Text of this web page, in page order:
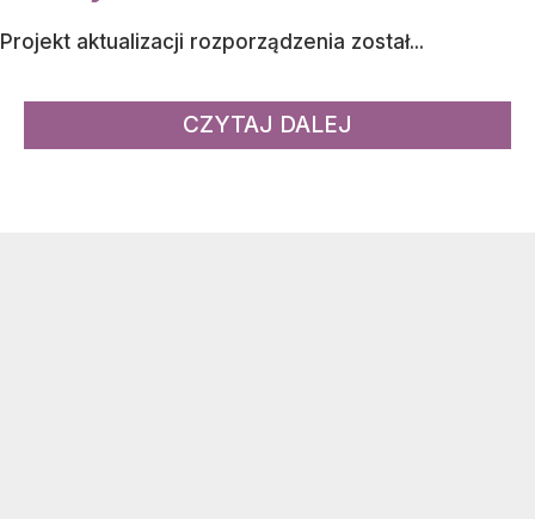
Projekt aktualizacji rozporządzenia został...
CZYTAJ DALEJ